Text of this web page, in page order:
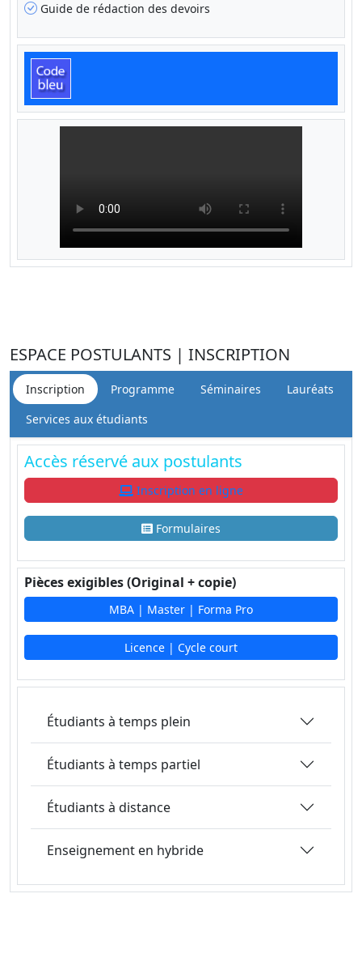
Guide de rédaction des devoirs
ESPACE POSTULANTS | INSCRIPTION
Inscription Programme Séminaires
Lauréats
Services aux étudiants
Accès réservé aux postulants
Inscription en ligne
Formulaires
Pièces exigibles (Original + copie)
MBA | Master | Forma Pro
Licence | Cycle court
Étudiants à temps plein
Étudiants à temps partiel
Étudiants à distance
Enseignement en hybride